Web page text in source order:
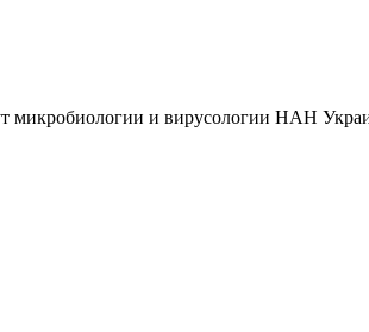
и вирусологии НАН